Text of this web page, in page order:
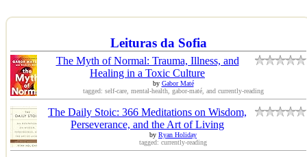
Leituras da Sofia
The Myth of Normal: Trauma, Illness, and
Healing in a Toxic Culture
by Gabor Maté
tagged: self-care, mental-health, gabor-maté, and currently-reading
The Daily Stoic: 366 Meditations on Wisdom,
Perseverance, and the Art of Living
by Ryan Holiday
tagged: currently-reading